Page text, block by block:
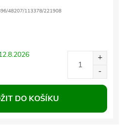
48207/113378/221908
DO KOŠÍKU